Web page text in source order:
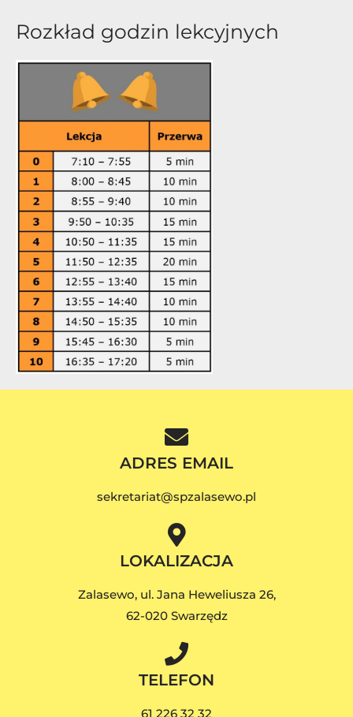
Rozkład godzin lekcyjnych
ADRES EMAIL
sekretariat@spzalasewo.pl
LOKALIZACJA
Zalasewo, ul. Jana Heweliusza 26,
62-020 Swarzędz
TELEFON
61 226 32 32